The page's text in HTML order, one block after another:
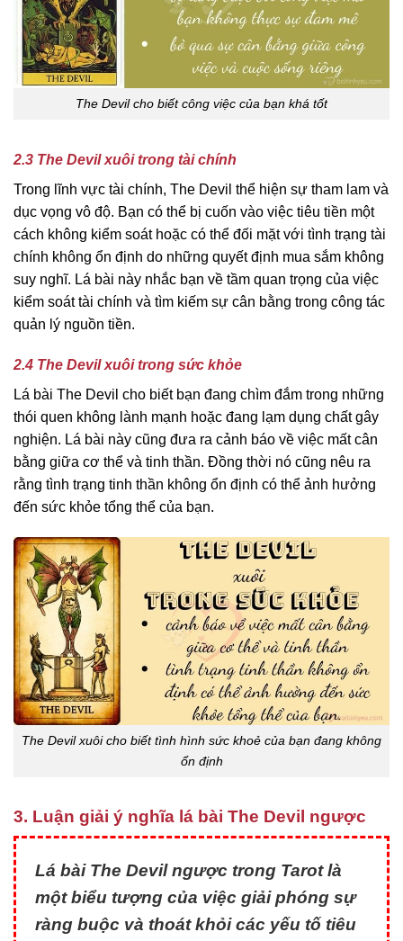
The Devil cho biết công việc của bạn khá tốt
2.3 The Devil xuôi trong tài chính
Trong lĩnh vực tài chính, The Devil thể hiện sự tham lam và
dục vọng vô độ. Bạn có thể bị cuốn vào việc tiêu tiền một
cách không kiểm soát hoặc có thể đối mặt với tình trạng tài
chính không ổn định do những quyết định mua sắm không
suy nghĩ. Lá bài này nhắc bạn về tầm quan trọng của việc
kiểm soát tài chính và tìm kiếm sự cân bằng trong công tác
quản lý nguồn tiền.
2.4 The Devil xuôi trong sức khỏe
Lá bài The Devil cho biết bạn đang chìm đắm trong những
thói quen không lành mạnh hoặc đang lạm dụng chất gây
nghiện. Lá bài này cũng đưa ra cảnh báo về việc mất cân
bằng giữa cơ thể và tinh thần. Đồng thời nó cũng nêu ra
rằng tình trạng tinh thần không ổn định có thể ảnh hưởng
đến sức khỏe tổng thể của bạn.
The Devil xuôi cho biết tình hình sức khoẻ của bạn đang không
ổn định
3. Luận giải ý nghĩa lá bài The Devil ngược
Lá bài The Devil ngược trong Tarot là
một biểu tượng của việc giải phóng sự
ràng buộc và thoát khỏi các yếu tố tiêu